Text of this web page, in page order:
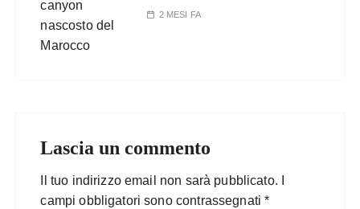
2 MESI FA
Lascia un commento
Il tuo indirizzo email non sarà pubblicato.
campi obbligatori sono contrassegnati*